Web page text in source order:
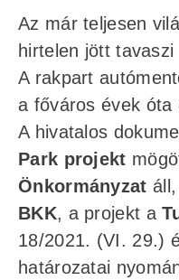
Az már teljesen
hirtelen jött tavaszi
A rakpart
a főváros évek óta
A hivatalos
Park projekt
Önkormányzat
BKK, a projekt a
18/2021. (VI. 29.)
határozatai